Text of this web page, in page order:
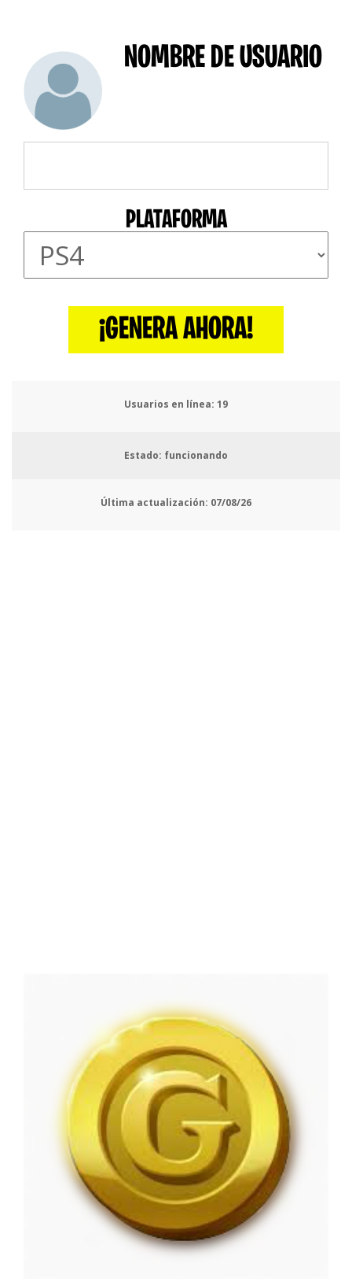
NOMBRE DE USUARIO
PLATAFORMA
¡GENERA AHORA!
Usuarios en línea: 23
Estado: funcionando
Última actualización: 07/08/26